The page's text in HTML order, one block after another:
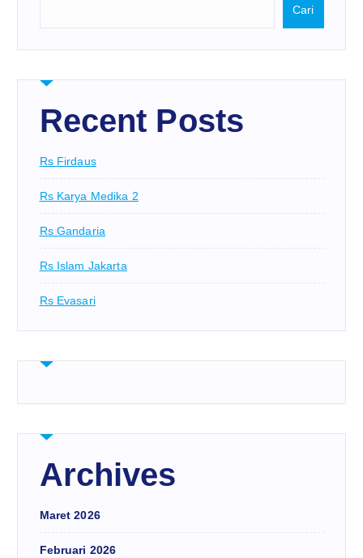
Cari
Recent Posts
Rs Firdaus
Rs Karya Medika 2
Rs Gandaria
Rs Islam Jakarta
Rs Evasari
Archives
Maret 2026
Februari 2026